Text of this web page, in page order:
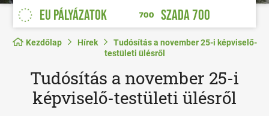
EU PÁLYÁZATOK
SZADA 700
Kezdőlap Hírek
Tudósítás a november 25-i képviselő-
testületi ülésről
Tudósítás a november 25-i
képviselő-testületi ülésről